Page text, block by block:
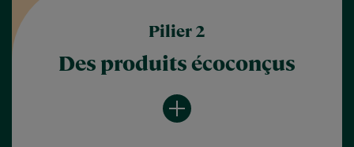
Pilier 2
Des produits écoconçus